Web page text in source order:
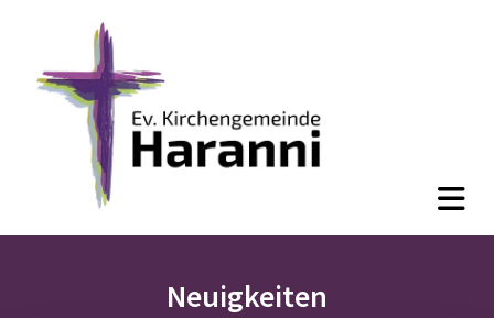
Neuigkeiten